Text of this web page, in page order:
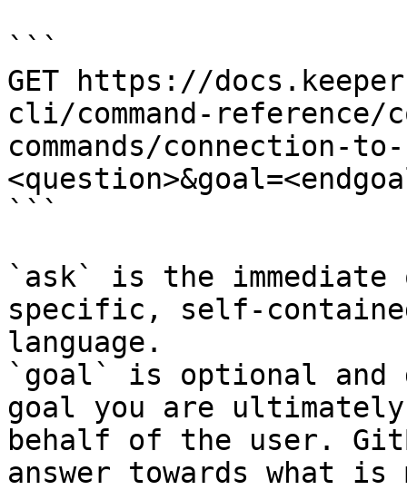
```
GET https://
cli/command-reference/
commands/connection-
```
`ask` is the
specific, self-
language.
`goal` is optional and
goal you are
behalf of the user.
answer towards what